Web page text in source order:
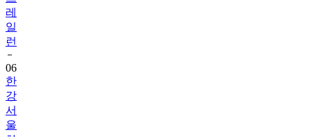
레
일
런
06
한
강
서
울